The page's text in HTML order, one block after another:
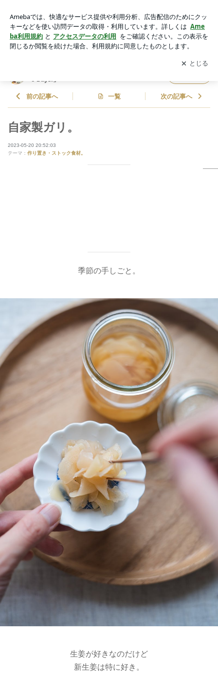
Days.」Powered by Ameba
アプリをダウンロードして ブログの更新通知
を受け取りまし
ょう。
開く
e Days.」
前の記事へ 一覧 次の記事へ
自家製ガリ。
2023-05-20 20:52:03
テーマ： 作り置き・ストック食材。
季節の手しごと。
生姜が好きなのだけど
新生姜は特に好き。